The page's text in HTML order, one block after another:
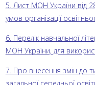
5. Лист МОН України від
умов організації
6. Перелік навчальної
МОН України, для
7. Про внесення змін до